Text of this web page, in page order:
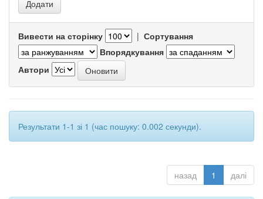
Вивести на сторінку | Сортування
Впорядкування
Автори
Результати 1-1 зі 1 (час пошуку: 0.002 секунди).
назад 1 далі